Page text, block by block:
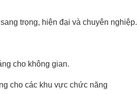
trọng, hiện đại và chuyên nghiệp.
cho không gian.
cho các khu vực chức năng